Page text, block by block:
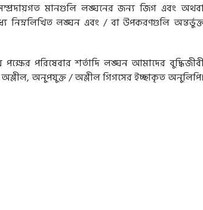
মানগুলি লঙ্ঘনের জন্য জিগ এবং
নিম্নলিখিত লঙ্ঘন এবং / বা উপকরণগুলি
পরিষেবার শর্তাদি লঙ্ঘন আমাদের
অশ্লীল, অনুপযুক্ত / অশ্লীল গিগসের ইচ্ছাকৃত অনুলিপি।